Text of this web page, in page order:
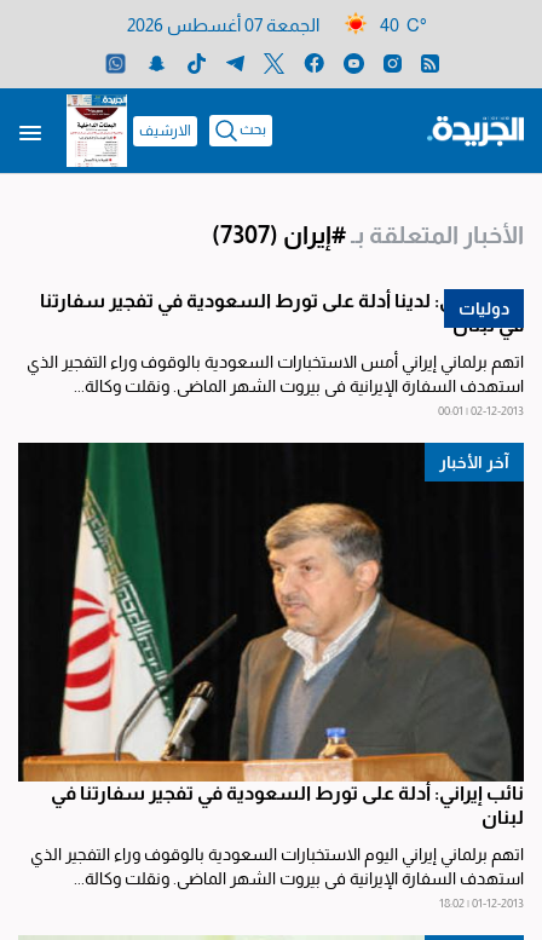
40 C° الجمعة 07 أغسطس 2026
بحث الارشيف
الأخبار المتعلقة بـ#إيران (7307)
دوليات
نائب إيراني: لدينا أدلة على تورط السعودية في تفجير سفارتنا
في لبنان
اتهم برلماني إيراني أمس الاستخبارات السعودية بالوقوف وراء التفجير الذي
استهدف السفارة الإيرانية في بيروت الشهر الماضي. ونقلت وكالة...
02-12-2013 | 00:01
آخر الأخبار
نائب إيراني: أدلة على تورط السعودية في تفجير سفارتنا في
لبنان
اتهم برلماني إيراني اليوم الاستخبارات السعودية بالوقوف وراء التفجير الذي
استهدف السفارة الإيرانية في بيروت الشهر الماضي. ونقلت وكالة...
01-12-2013 | 18:02